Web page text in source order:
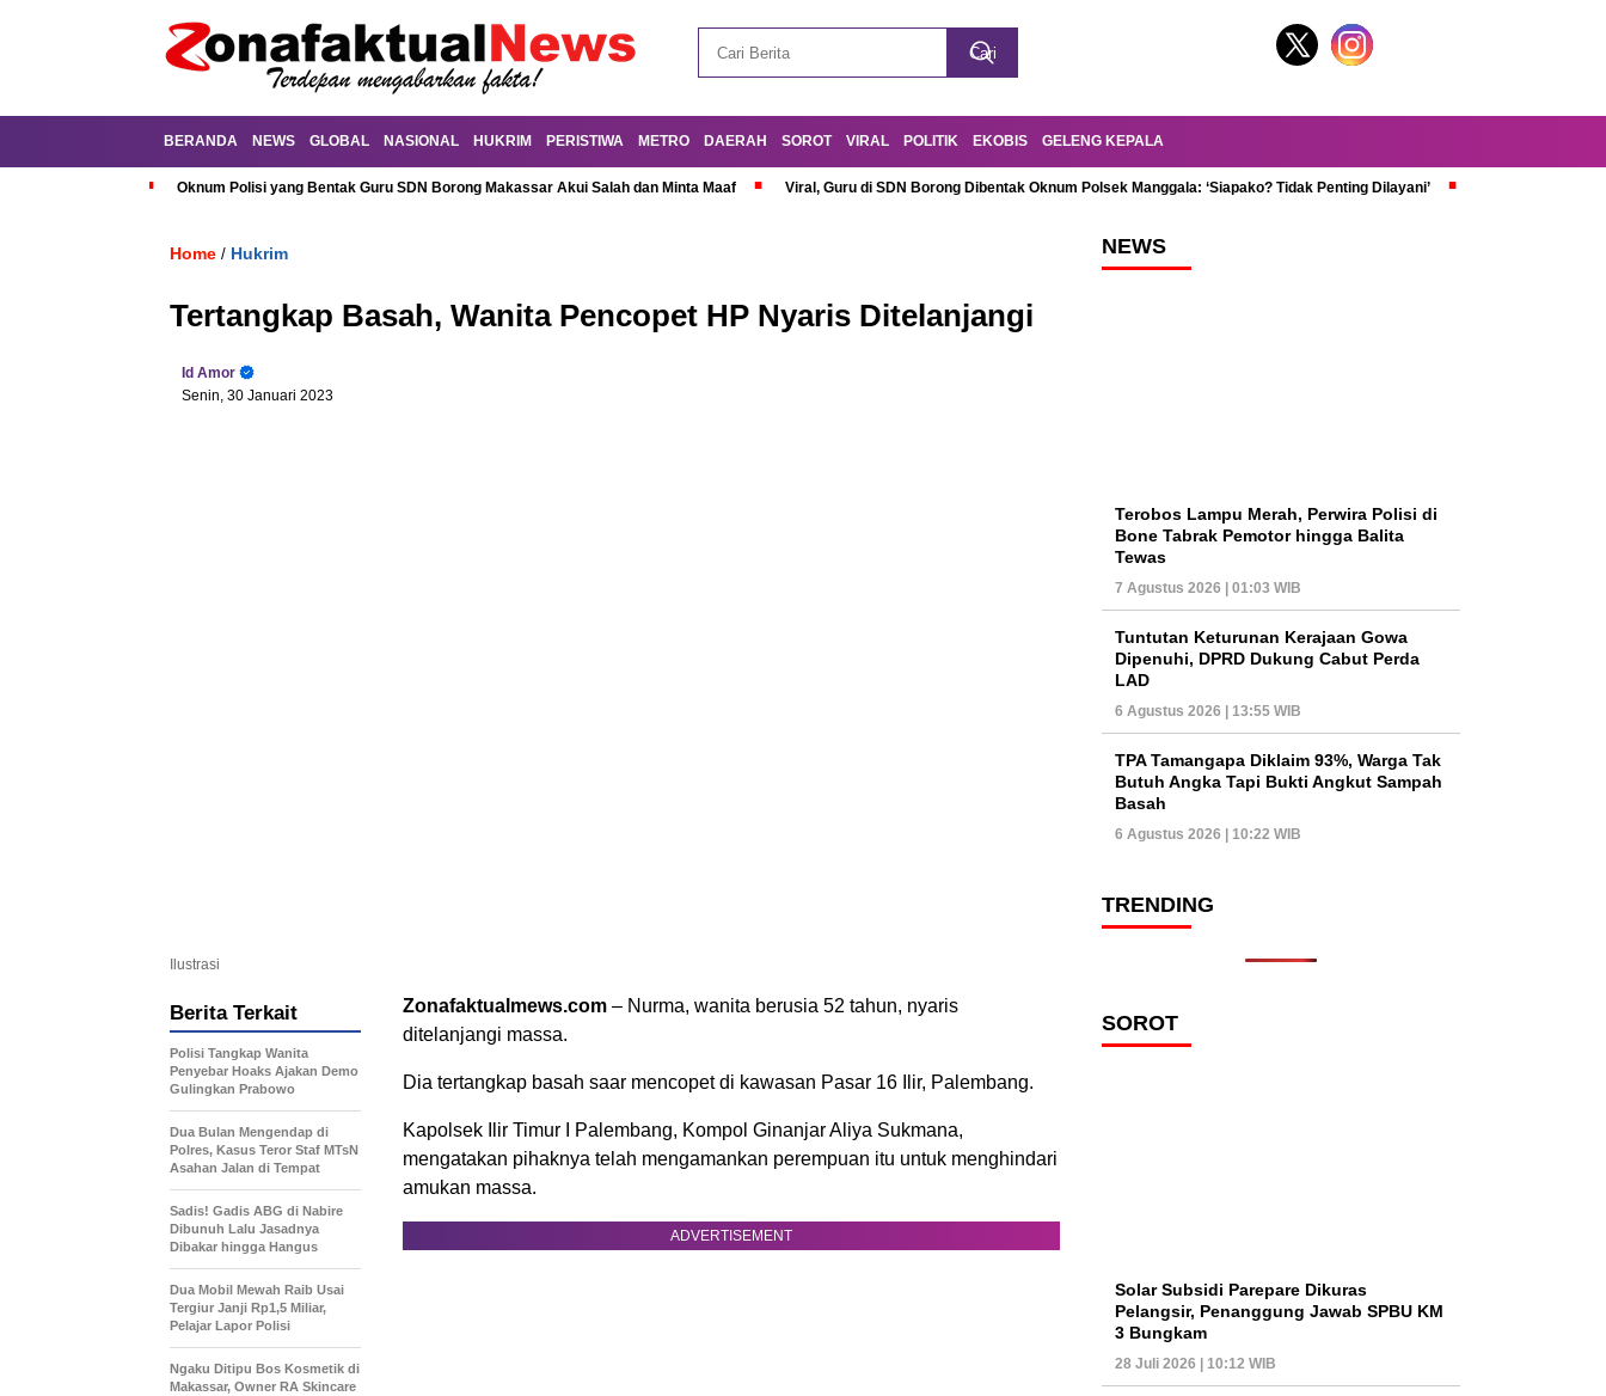
BERANDA NEWS GLOBAL NASIONAL HUKRIM PERISTIWA METRO DAERAH SOROT VIRAL POLITIK EKOBIS GELENG KEPALA
Oknum Polisi yang Bentak Guru SDN Borong Makassar Akui Salah dan Minta Maaf Viral, Guru di SDN Borong Dibentak Oknum Polsek Manggala: ‘Siapako? Tidak Penting Dilayani’
Home / Hukrim
Tertangkap Basah, Wanita Pencopet HP Nyaris Ditelanjangi
Id Amor
Senin, 30 Januari 2023
Ilustrasi
Zonafaktualmews.com – Nurma, wanita berusia 52 tahun, nyaris
ditelanjangi massa.
Dia tertangkap basah saar mencopet di kawasan Pasar 16 Ilir, Palembang.
Kapolsek Ilir Timur I Palembang, Kompol Ginanjar Aliya Sukmana,
mengatakan pihaknya telah mengamankan perempuan itu untuk menghindari
amukan massa.
ADVERTISEMENT
Berita Terkait
Polisi Tangkap Wanita
Penyebar Hoaks Ajakan Demo
Gulingkan Prabowo
Dua Bulan Mengendap di
Polres, Kasus Teror Staf MTsN
Asahan Jalan di Tempat
Sadis! Gadis ABG di Nabire
Dibunuh Lalu Jasadnya
Dibakar hingga Hangus
Dua Mobil Mewah Raib Usai
Tergiur Janji Rp1,5 Miliar,
Pelajar Lapor Polisi
Ngaku Ditipu Bos Kosmetik di
Makassar, Owner RA Skincare
NEWS
Terobos Lampu Merah, Perwira Polisi di
Bone Tabrak Pemotor hingga Balita
Tewas
7 Agustus 2026 | 01:03 WIB
Tuntutan Keturunan Kerajaan Gowa
Dipenuhi, DPRD Dukung Cabut Perda
LAD
6 Agustus 2026 | 13:55 WIB
TPA Tamangapa Diklaim 93%, Warga Tak
Butuh Angka Tapi Bukti Angkut Sampah
Basah
6 Agustus 2026 | 10:22 WIB
TRENDING
SOROT
Solar Subsidi Parepare Dikuras
Pelangsir, Penanggung Jawab SPBU KM
3 Bungkam
28 Juli 2026 | 10:12 WIB